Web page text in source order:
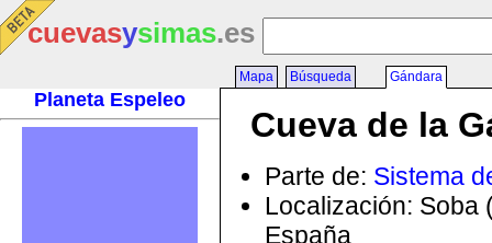
cuevasysimas.es
Planeta Espeleo
Mapa Búsqueda Gándara
Cueva de la
Parte de: Sistema
Localización: Soba
España